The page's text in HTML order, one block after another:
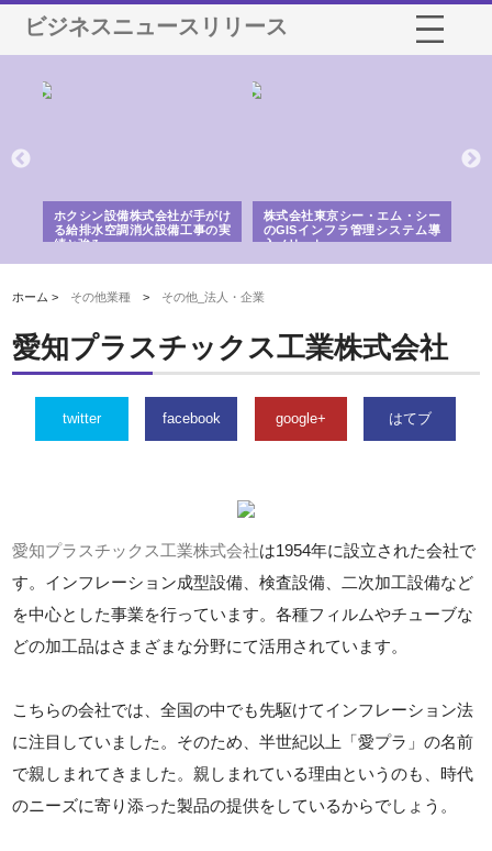
ビジネスニュースリリース
ホクシン設備株式会社が手がけ
る給排水空調消火設備工事の実
績と強み
株式会社東京シー・エム・シー
のGISインフラ管理システム導
入メリット
ホーム > その他業種 > その他_法人・企業
愛知プラスチックス工業株式会社
twitter facebook google+ はてブ
愛知プラスチックス工業株式会社は1954年に設立された会社で
す。インフレーション成型設備、検査設備、二次加工設備など
を中心とした事業を行っています。各種フィルムやチューブな
どの加工品はさまざまな分野にて活用されています。
こちらの会社では、全国の中でも先駆けてインフレーション法
に注目していました。そのため、半世紀以上「愛プラ」の名前
で親しまれてきました。親しまれている理由というのも、時代
のニーズに寄り添った製品の提供をしているからでしょう。